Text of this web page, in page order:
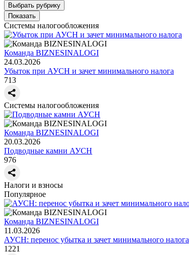
Выбрать рубрику
Показать
Системы налогообложения
Команда BIZNESINALOGI
24.03.2026
Убыток при АУСН и зачет минимального налога
713
Системы налогообложения
Команда BIZNESINALOGI
20.03.2026
Подводные камни АУСН
976
Налоги и взносы
Популярное
Команда BIZNESINALOGI
11.03.2026
АУСН: перенос убытка и зачет минимального налога
1221